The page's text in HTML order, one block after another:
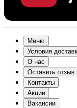
Меню
Условия
О нас
Оставить отзыв
Контакты
Акции
Вакансии